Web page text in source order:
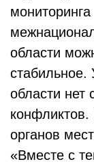
области
стабильное.
области нет
органов
«Вместе с